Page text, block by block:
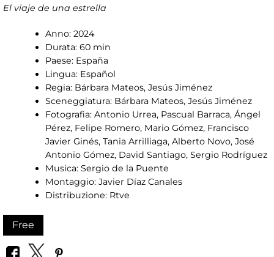
El viaje de una estrella
Anno: 2024
Durata: 60 min
Paese: España
Lingua: Español
Regia: Bárbara Mateos, Jesús Jiménez
Sceneggiatura: Bárbara Mateos, Jesús Jiménez
Fotografia: Antonio Urrea, Pascual Barraca, Ángel
Pérez, Felipe Romero, Mario Gómez, Francisco
Javier Ginés, Tania Arrilliaga, Alberto Novo, José
Antonio Gómez, David Santiago, Sergio Rodríguez
Musica: Sergio de la Puente
Montaggio: Javier Díaz Canales
Distribuzione: Rtve
Free